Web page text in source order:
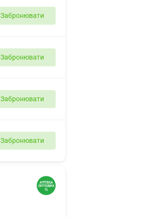
Забронювати
Забронювати
Забронювати
Забронювати